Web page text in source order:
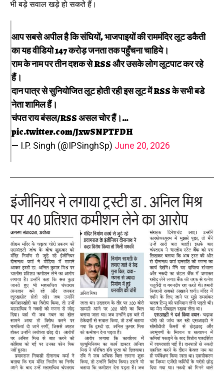
भी बड़े सवाल खड़े हो सकते हैं।
आप सबसे अपील है कि संघियों, भाजपाइयों की राममंदिर लूट डकैती
का यह वीडियो 147 करोड़ जनता तक पहुँचना चाहिये।
राम के नाम पर तीन दशक से RSS और उसके लोग लूटपाट कर रहे
हैं।
दान पात्र से सुनियोजित लूट होती रही इस लूट में RSS के सभी बडे
नेता शामिल हैं।
चंपत राय बंसल/RSS असल चोर हैं।…
pic.twitter.com/JxwSNPTFDH
— I.P. Singh (@IPSinghSp) June 20, 2026